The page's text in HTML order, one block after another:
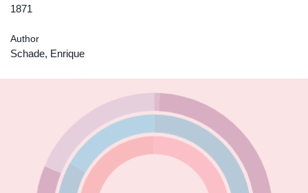
1871
Author
Schade, Enrique